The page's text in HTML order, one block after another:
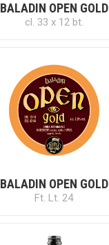
BALADIN OPEN GOLD
cl. 33 x 12 bt.
BALADIN OPEN GOLD
Ft. Lt. 24